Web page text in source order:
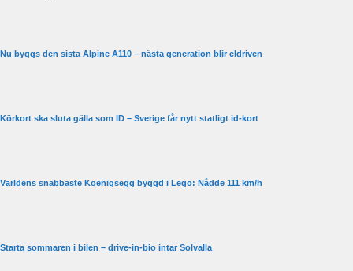
Nu byggs den sista Alpine A110 – nästa generation blir eldriven
Körkort ska sluta gälla som ID – Sverige får nytt statligt id-kort
Världens snabbaste Koenigsegg byggd i Lego: Nådde 111 km/h
Starta sommaren i bilen – drive-in-bio intar Solvalla